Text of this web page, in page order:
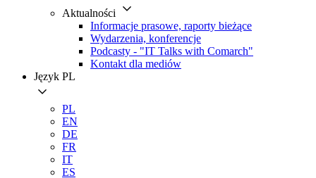
Aktualności
Informacje prasowe, raporty bieżące
Wydarzenia, konferencje
Podcasty - "IT Talks with Comarch"
Kontakt dla mediów
Język PL
PL
EN
DE
FR
IT
ES